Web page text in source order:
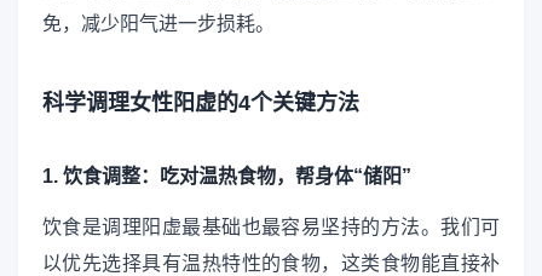
免，减少阳气进一步损耗。
科学调理女性阳虚的4个关键方法
1. 饮食调整：吃对温热食物，帮身体“储阳”
饮食是调理阳虚最基础也最容易坚持的方法。我们可
以优先选择具有温热特性的食物，这类食物能直接补